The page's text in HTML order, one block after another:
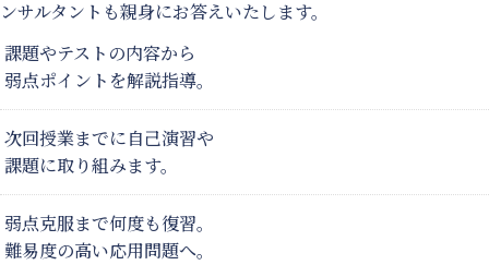
ンサルタントも親身にお答えいたします。
課題やテストの内容から
弱点ポイントを解説指導。
次回授業までに自己演習や
課題に取り組みます。
弱点克服まで何度も復習。
難易度の高い応用問題へ。